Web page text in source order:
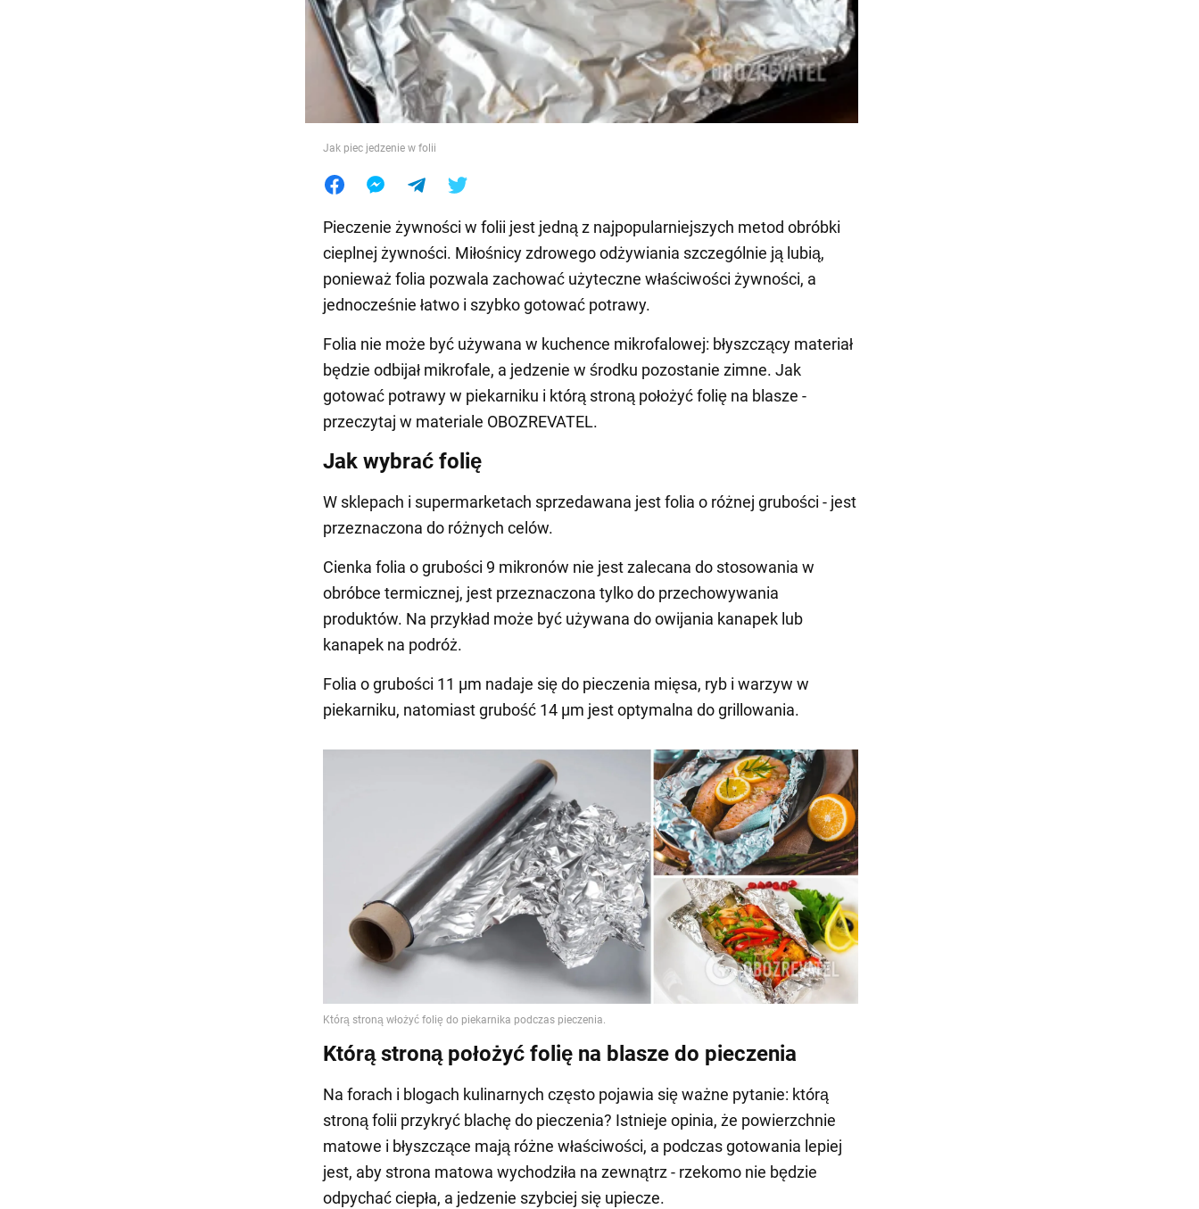
Jedzenie
Jak piec jedzenie w folii
Pieczenie żywności w folii jest jedną z najpopularniejszych metod obróbki
cieplnej żywności. Miłośnicy zdrowego odżywiania szczególnie ją lubią,
ponieważ folia pozwala zachować użyteczne właściwości żywności, a
jednocześnie łatwo i szybko gotować potrawy.
Folia nie może być używana w kuchence mikrofalowej: błyszczący materiał
będzie odbijał mikrofale, a jedzenie w środku pozostanie zimne. Jak
gotować potrawy w piekarniku i którą stroną położyć folię na blasze -
przeczytaj w materiale OBOZREVATEL.
Jak wybrać folię
W sklepach i supermarketach sprzedawana jest folia o różnej grubości - jest
przeznaczona do różnych celów.
Cienka folia o grubości 9 mikronów nie jest zalecana do stosowania w
obróbce termicznej, jest przeznaczona tylko do przechowywania
produktów. Na przykład może być używana do owijania kanapek lub
kanapek na podróż.
Folia o grubości 11 µm nadaje się do pieczenia mięsa, ryb i warzyw w
piekarniku, natomiast grubość 14 µm jest optymalna do grillowania.
Którą stroną położyć folię na blasze do pieczenia
Na forach i blogach kulinarnych często pojawia się ważne pytanie: którą
stroną folii przykryć blachę do pieczenia? Istnieje opinia, że powierzchnie
matowe i błyszczące mają różne właściwości, a podczas gotowania lepiej
jest, aby strona matowa wychodziła na zewnątrz - rzekomo nie będzie
odpychać ciepła, a jedzenie szybciej się upiecze.